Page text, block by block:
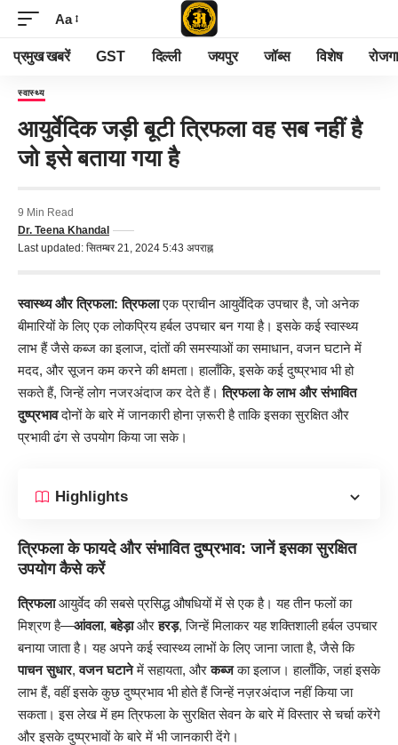
Aa
प्रमुख खबरें GST दिल्ली जयपुर जॉब्स विशेष
स्वास्थ्य
आयुर्वेदिक जड़ी बूटी त्रिफला वह सब नहीं है
जो इसे बताया गया है
Last updated: सितम्बर 21, 2024 5:43 अपराह्न
Dr. Teena Khandal
9 Min Read
स्वास्थ्य और त्रिफला: त्रिफलाएक प्राचीन आयुर्वेदिक उपचार है, जो अनेक
बीमारियों के लिए एक लोकप्रिय हर्बल उपचार बन गया है। इसके कई स्वास्थ्य
लाभ हैं जैसे कब्ज का इलाज, दांतों की समस्याओं का समाधान, वजन घटाने में
मदद, और सूजन कम करने की क्षमता। हालाँकि, इसके कई दुष्प्रभाव भी हो
सकते हैं, जिन्हें लोग नजरअंदाज कर देते हैं।त्रिफला के लाभ और संभावित
दुष्प्रभावदोनों के बारे में जानकारी होना ज़रूरी है ताकि इसका सुरक्षित और
प्रभावी ढंग से उपयोग किया जा सके।
Highlights
त्रिफला के फायदे और संभावित दुष्प्रभाव: जानें इसका सुरक्षित
उपयोग कैसे करें
त्रिफलाआयुर्वेद की सबसे प्रसिद्ध औषधियों में से एक है। यह तीन फलों का
मिश्रण है—आंवला,बहेड़ाऔरहरड़, जिन्हें मिलाकर यह शक्तिशाली हर्बल उपचार
बनाया जाता है। यह अपने कई स्वास्थ्य लाभों के लिए जाना जाता है, जैसे कि
पाचन सुधार,वजन घटानेमें सहायता, औरकब्जका इलाज। हालाँकि, जहां इसके
लाभ हैं, वहीं इसके कुछ दुष्प्रभाव भी होते हैं जिन्हें नज़रअंदाज नहीं किया जा
सकता। इस लेख में हम त्रिफला के सुरक्षित सेवन के बारे में विस्तार से चर्चा करेंगे
और इसके दुष्प्रभावों के बारे में भी जानकारी देंगे।